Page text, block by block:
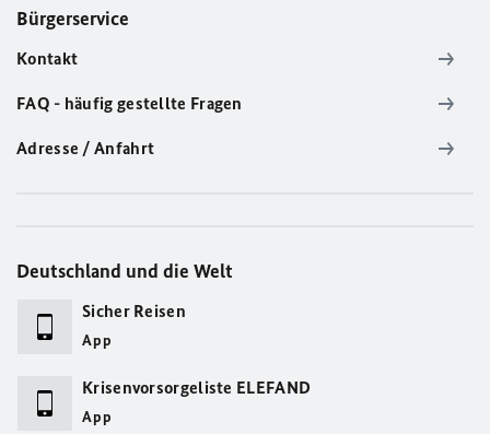
Bürgerservice
Kontakt
FAQ - häufig gestellte Fragen
Adresse / Anfahrt
Deutschland und die Welt
Sicher Reisen
App
Krisenvorsorgeliste ELEFAND
App